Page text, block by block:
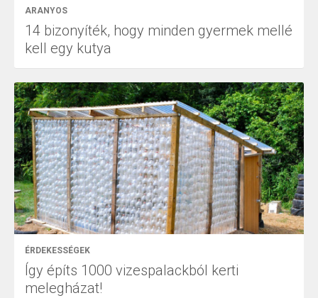
ARANYOS
14 bizonyíték, hogy minden gyermek mellé
kell egy kutya
ÉRDEKESSÉGEK
Így építs 1000 vizespalackból kerti
melegházat!